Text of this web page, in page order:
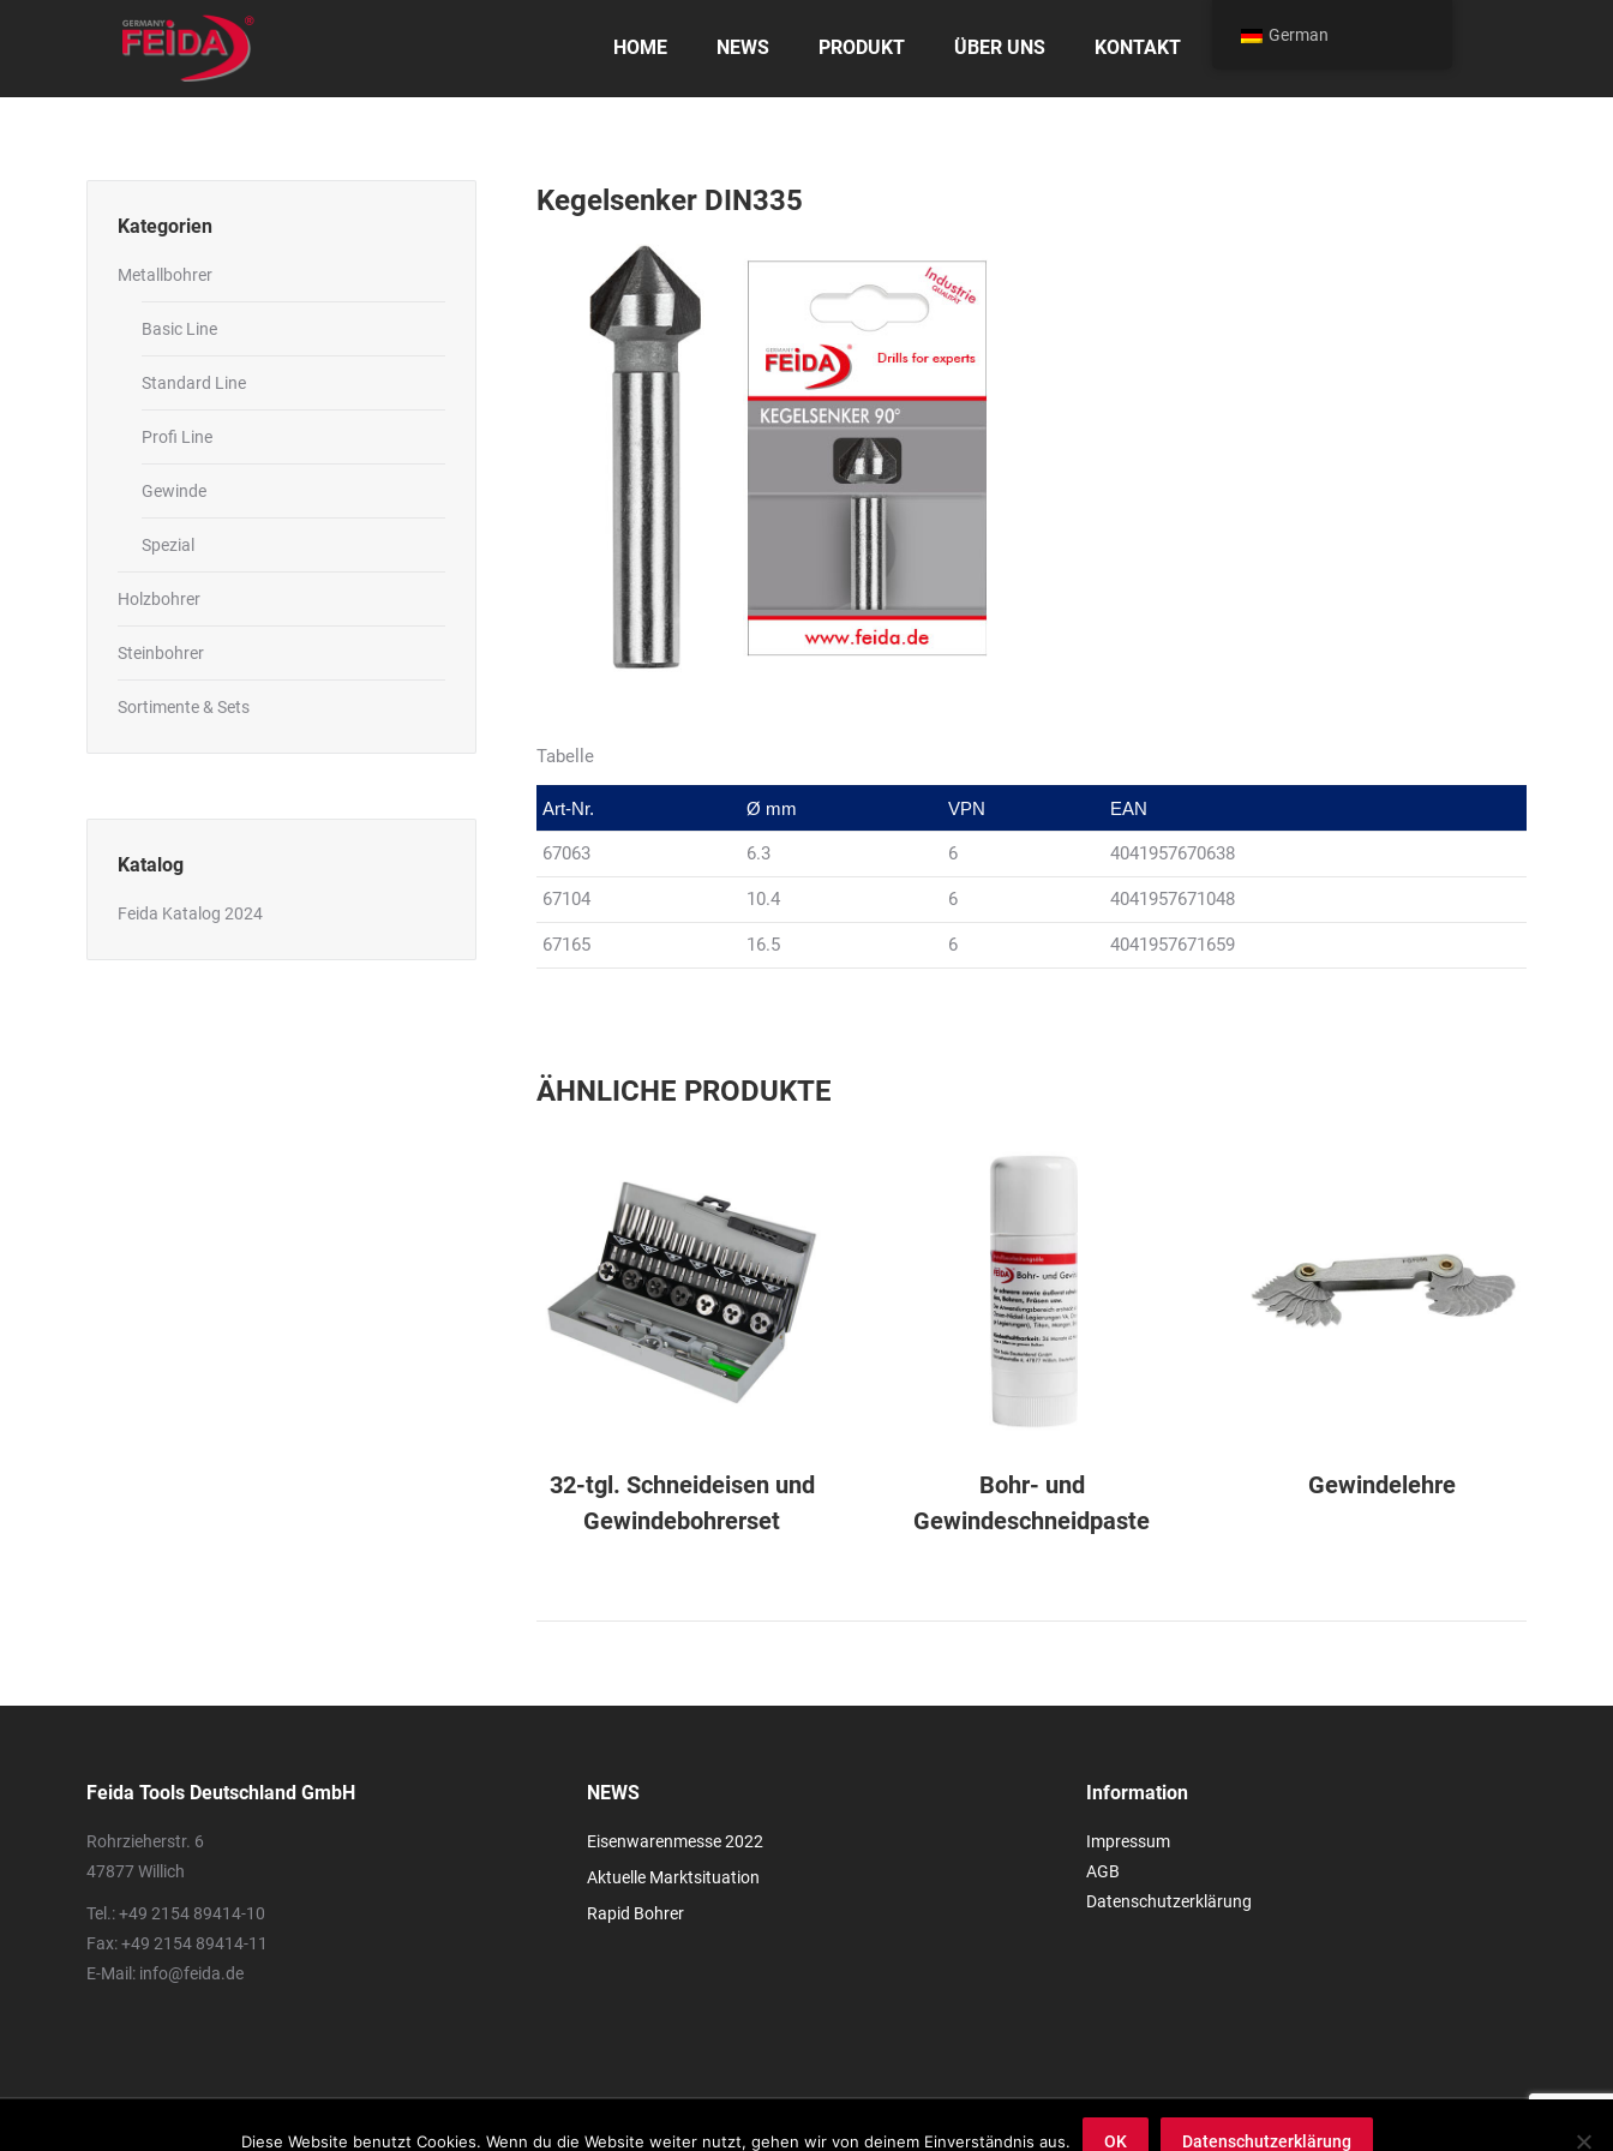
HOME NEWS PRODUKT ÜBER UNS KONTAKT
Kegelsenker DIN335
Tabelle
Art-Nr. Ø mm VPN EAN
67063 6.3 6 4041957670638
67104 10.4 6 4041957671048
67165 16.5 6 4041957671659
ÄHNLICHE PRODUKTE
32-tgl. Schneideisen und
Gewindebohrerset
Bohr- und
Gewindeschneidpaste
Gewindelehre
Kategorien
Metallbohrer
Basic Line
Standard Line
Profi Line
Gewinde
Spezial
Holzbohrer
Steinbohrer
Sortimente & Sets
Katalog
Feida Katalog 2024
Feida Tools Deutschland GmbH
Rohrzieherstr. 6
47877 Willich
Tel.: +49 2154 89414-10
Fax: +49 2154 89414-11
E-Mail: info@feida.de
NEWS
Eisenwarenmesse 2022
Aktuelle Marktsituation
Rapid Bohrer
Information
Impressum
AGB
Datenschutzerklärung
@ Copyright Feida Tools Deutschland GmbH
German
Diese Website benutzt Cookies. Wenn du die Website weiter nutzt, gehen wir von deinem Einverständnis aus. OK Datenschutzerklärung